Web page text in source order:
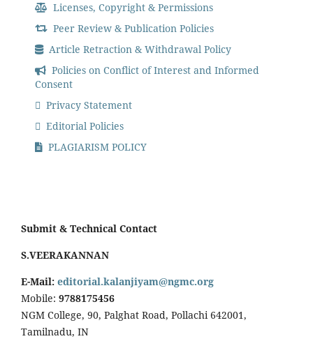
Licenses, Copyright & Permissions
Peer Review & Publication Policies
Article Retraction & Withdrawal Policy
Policies on Conflict of Interest and Informed
Consent
Privacy Statement
Editorial Policies
PLAGIARISM POLICY
Submit & Technical Contact
S.VEERAKANNAN
E-Mail: editorial.kalanjiyam@ngmc.org
Mobile: 9788175456
NGM College, 90, Palghat Road, Pollachi 642001,
Tamilnadu, IN